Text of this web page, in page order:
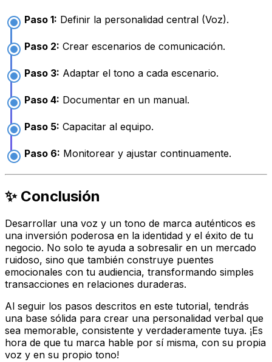
Paso 1: Definir la personalidad central (Voz).
Paso 2: Crear escenarios de comunicación.
Paso 3: Adaptar el tono a cada escenario.
Paso 4: Documentar en un manual.
Paso 5: Capacitar al equipo.
Paso 6: Monitorear y ajustar continuamente.
✨ Conclusión
Desarrollar una voz y un tono de marca auténticos es
una inversión poderosa en la identidad y el éxito de tu
negocio. No solo te ayuda a sobresalir en un mercado
ruidoso, sino que también construye puentes
emocionales con tu audiencia, transformando simples
transacciones en relaciones duraderas.
Al seguir los pasos descritos en este tutorial, tendrás
una base sólida para crear una personalidad verbal que
sea memorable, consistente y verdaderamente tuya. ¡Es
hora de que tu marca hable por sí misma, con su propia
voz y en su propio tono!